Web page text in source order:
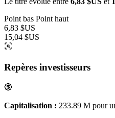
Point bas Point haut
6,83 $US
15,04 $US
Repères investisseurs
Capitalisation : 233.89 M pour